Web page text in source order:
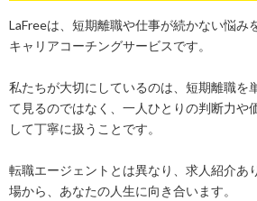
LaFreeは、短期離職や仕事が続かない悩み
キャリアコーチングサービスです。
私たちが大切にしているのは、短期離職を
て見るのではなく、一人ひとりの判断力や
して丁寧に扱うことです。
転職エージェントとは異なり、求人紹介あ
場から、あなたの人生に向き合います。